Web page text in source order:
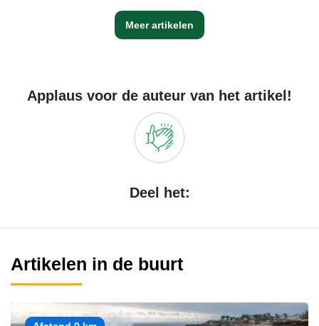
Meer artikelen
Applaus voor de auteur van het artikel!
Deel het:
Artikelen in de buurt